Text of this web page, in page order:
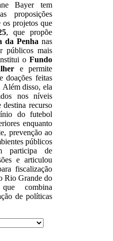
Bayer tem
proposições
os projetos que
, que propõe
da Penha nas
públicos mais
o Fundo
e permite
doações feitas
Além disso, ela
nos níveis
recurso
do futebol
enquanto
prevenção ao
públicos
participa de
e articulou
fiscalização
Rio Grande do
combina
de políticas